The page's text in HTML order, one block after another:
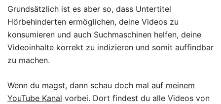
Grundsätzlich ist es aber so, dass Untertitel
Hörbehinderten ermöglichen, deine Videos zu
konsumieren und auch Suchmaschinen helfen, deine
Videoinhalte korrekt zu indizieren und somit auffindbar
zu machen.
Wenn du magst, dann schau doch mal auf meinem
YouTube Kanal vorbei. Dort findest du alle Videos von